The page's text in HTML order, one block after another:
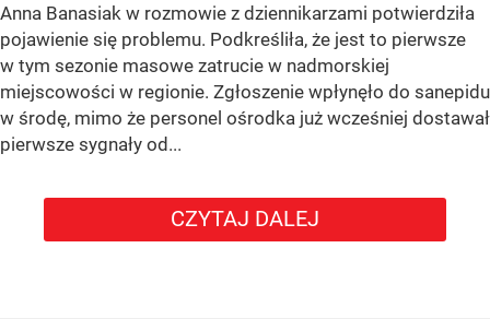
Anna Banasiak w rozmowie z dziennikarzami potwierdziła
pojawienie się problemu. Podkreśliła, że jest to pierwsze
w tym sezonie masowe zatrucie w nadmorskiej
miejscowości w regionie. Zgłoszenie wpłynęło do sanepidu
w środę, mimo że personel ośrodka już wcześniej dostawał
pierwsze sygnały od...
CZYTAJ DALEJ